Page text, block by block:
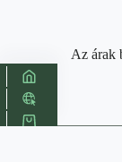
Az árak